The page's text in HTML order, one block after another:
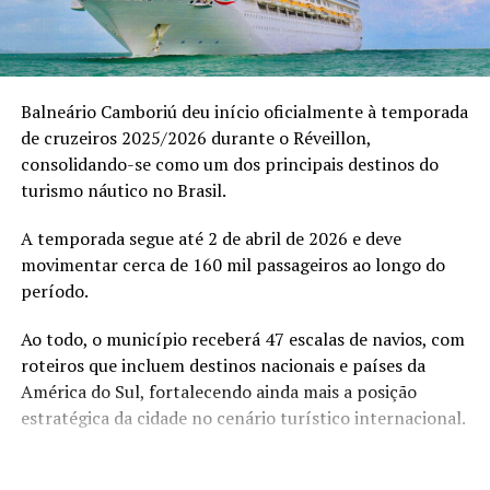
“O V8 não é sobre presença, é sobre transformação. É
sobre acesso, mentalidade e evolução real”, afirma.
Entre os convidados, destacaram-se empresários como
Ricardo Soares, James Kruel, Daniel Chiesa e Darci
Sttrack que vivenciaram um ambiente de trocas
profundas sobre expansão de mentalidade e
posicionamento.
Balneário Camboriú deu início oficialmente à temporada
de cruzeiros 2025/2026 durante o Réveillon,
consolidando-se como um dos principais destinos do
turismo náutico no Brasil.
A temporada segue até 2 de abril de 2026 e deve
movimentar cerca de 160 mil passageiros ao longo do
período.
Ao todo, o município receberá 47 escalas de navios, com
roteiros que incluem destinos nacionais e países da
América do Sul, fortalecendo ainda mais a posição
estratégica da cidade no cenário turístico internacional.